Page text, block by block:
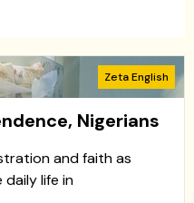
Zeta English
Nigerians
and faith as
life in